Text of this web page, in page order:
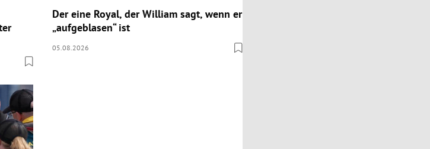
Der eine Royal, der William sagt, wenn er
„aufgeblasen“ ist
05.08.2026